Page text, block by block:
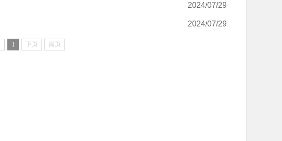
2024/07/29
2024/07/29
1 下页 尾页